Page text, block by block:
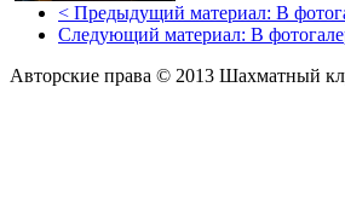
< Предыдущий материал: В
Следующий материал: В
Авторские права © 2013 Шахматный